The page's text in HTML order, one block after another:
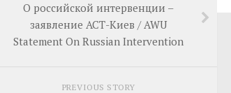
О российской интервенции –
заявление АСТ-Киев / AWU
Statement On Russian Intervention
PREVIOUS STORY